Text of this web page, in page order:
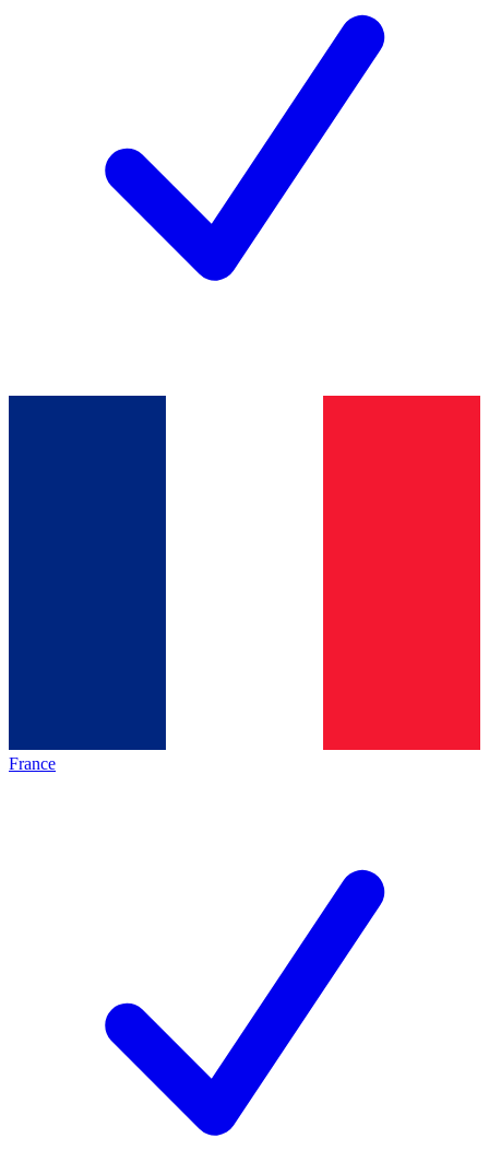
France